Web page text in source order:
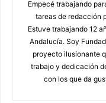
Empecé trabajando
tareas de redacción
Estuve trabajando 12
Andalucía. Soy
proyecto ilusionante
trabajo y dedicación
con los que da